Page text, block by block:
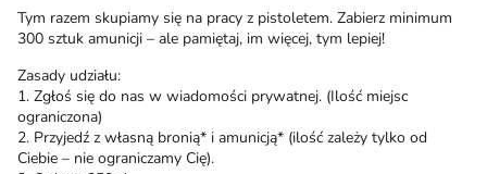
Tym razem skupiamy się na pracy z pistoletem. Zabierz minimum
300 sztuk amunicji – ale pamiętaj, im więcej, tym lepiej!
Zasady udziału:
1. Zgłoś się do nas w wiadomości prywatnej. (Ilość miejsc
ograniczona)
2. Przyjedź z własną bronią* i amunicją* (ilość zależy tylko od
Ciebie – nie ograniczamy Cię).